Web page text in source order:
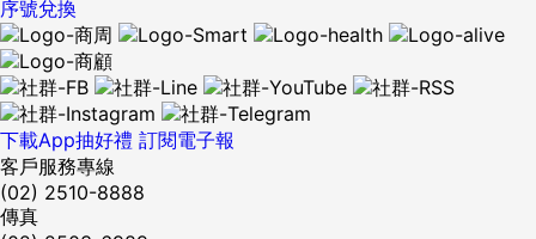
序號兌換
下載App抽好禮 訂閱電子報
客戶服務專線
(02) 2510-8888
傳真